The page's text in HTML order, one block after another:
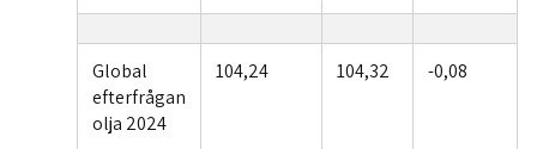
Global
efterfrågan
olja 2024
104,24 104,32 -0,08